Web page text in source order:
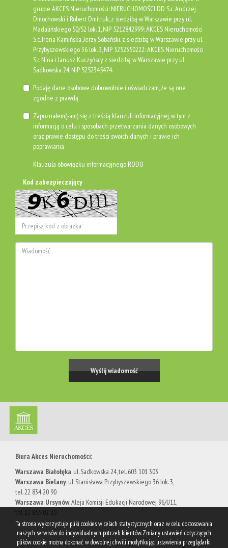
grupie AKCES Nieruchomości: NIERUCHOMOŚCI DD S.c. Andrzej
Dmochowski i Robert Dmitruk, z siedzibą w Warszawie przy ul.
Madalińskiego 50/52 lok. 1, NIP 5212842999: AKCES Nieruchomości
S.c. Irena Kamińska, Jerzy Sobański, z siedzibą w Warszawie przy ul.
Przybyszewskiego 36 lok. 3, NIP 5252350222: AKCES Nieruchomości
S.c Nina i Janusz Kuczyńscy z siedzibą w Warszawie przy ul.
Sadkowska 24, NIP 5252345474.
Podaję dane osobowe dobrowolnie i oświadczam, że są one
zgodne z prawdą
Zapoznałem(-am) się z treścią klauzuli informacyjnej, w tym z
informacją o celu i sposobach przetwarzania danych osobowych
oraz prawie dostępu do treści swoich danych i prawie ich
poprawiania
Klauzula obowiązku informacyjnego RODO
Kod zabezpieczający
Biura Akces Nieruchomości:
Warszawa Białołęka, ul. Sadkowska 24, tel. 603 101 303
Warszawa Bielany, ​ul. Stanisława Przybyszewskiego 36 lok. 3,
tel. 22 834 20 90
Warszawa Ursynów, Aleja Komisji Edukacji Narodowej 96/U11,
tel. 22 855 02 20
Ta strona wykorzystuje pliki cookies w celach statystycznych oraz w celu dostosowania
naszych serwisów do indywidualnych potrzeb klientów. Zmiany ustawień dotyczących
plików cookie można dokonać w dowolnej chwili modyfikując ustawienia przeglądarki.